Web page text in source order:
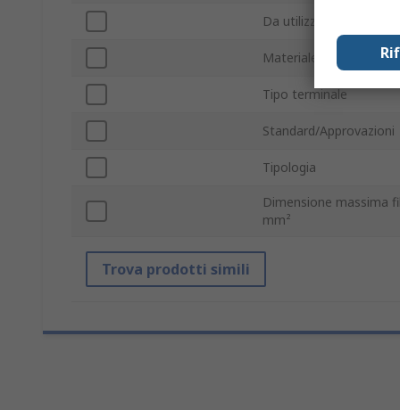
Da utilizzare con
Materiale contatti
Tipo terminale
Standard/Approvazioni
Tipologia
Dimensione massima
mm²
Trova prodotti simili